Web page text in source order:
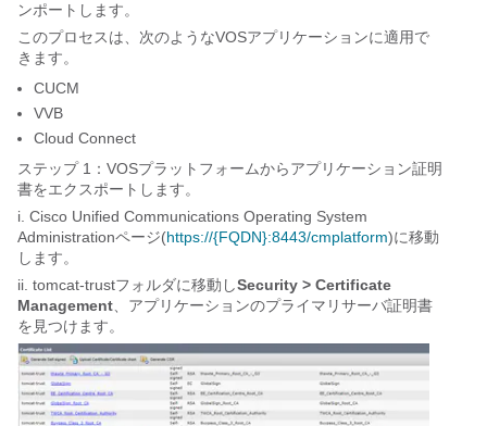
ンポートします。
このプロセスは、次のようなVOSアプリケーションに適用で
きます。
CUCM
VVB
Cloud Connect
ステップ 1：VOSプラットフォームからアプリケーション証明
書をエクスポートします。
i. Cisco Unified Communications Operating System
Administrationページ(https://{FQDN}:8443/cmplatform)に移動
します。
ii. tomcat-trustフォルダに移動しSecurity > Certificate
Management、アプリケーションのプライマリサーバ証明書
を見つけます。